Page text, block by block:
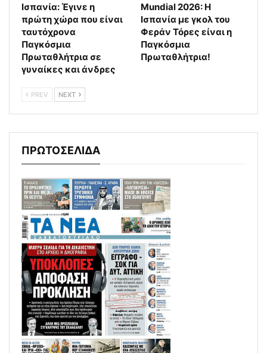
Ισπανία: Έγινε η
πρώτη χώρα που είναι
ταυτόχρονα
Παγκόσμια
Πρωταθλήτρια σε
γυναίκες και άνδρες
Mundial 2026: Η
Ισπανία με γκολ του
Φεράν Τόρες είναι η
Παγκόσμια
Πρωταθλήτρια!
PREV NEXT
ΠΡΩΤΟΣΕΛΙΔΑ